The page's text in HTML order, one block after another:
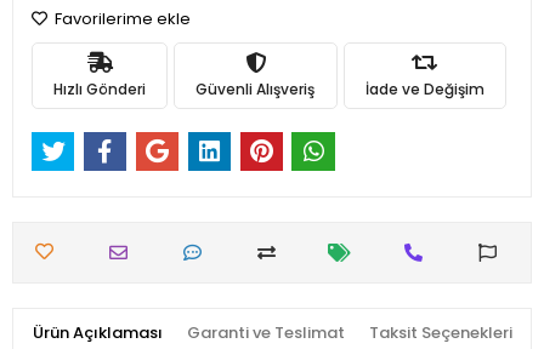
Favorilerime ekle
Hızlı Gönderi Güvenli Alışveriş İade ve Değişim
Ürün Açıklaması Garanti ve Teslimat Taksit Seçenekleri